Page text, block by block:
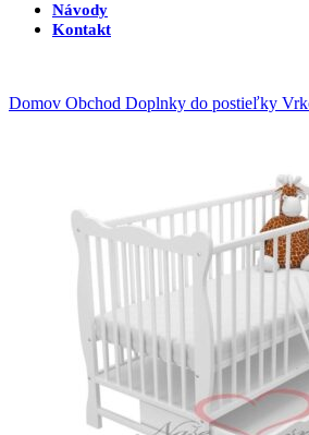
Návody
Kontakt
Domov Obchod Doplnky do postieľky